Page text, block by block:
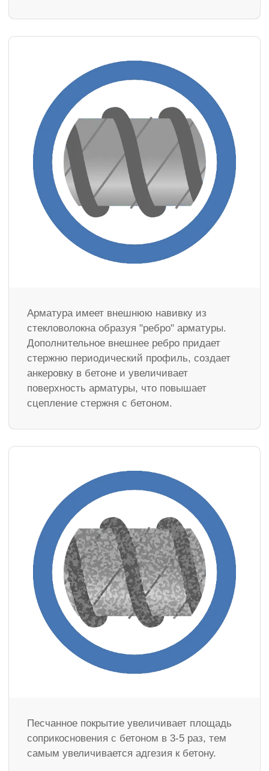
Арматура имеет внешнюю навивку из
стекловолокна образуя "ребро" арматуры.
Дополнительное внешнее ребро придает
стержню периодический профиль, создает
анкеровку в бетоне и увеличивает
поверхность арматуры, что повышает
сцепление стержня с бетоном.
Песчанное покрытие увеличивает площадь
соприкосновения с бетоном в 3-5 раз, тем
самым увеличивается адгезия к бетону.